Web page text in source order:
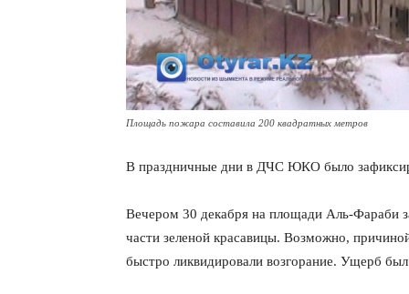
Площадь пожара составила 200 квадратных метров
В праздничные дни в ДЧС ЮКО было
Вечером 30 декабря на площади Аль-Фараби
части зеленой красавицы. Возможно,
быстро ликвидировали возгорание. Ущерб